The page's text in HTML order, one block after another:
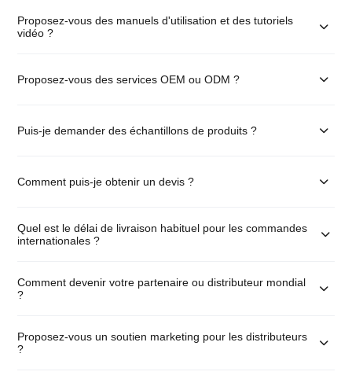
Proposez-vous des manuels d'utilisation et des tutoriels
vidéo ?
Proposez-vous des services OEM ou ODM ?
Puis-je demander des échantillons de produits ?
Comment puis-je obtenir un devis ?
Quel est le délai de livraison habituel pour les commandes
internationales ?
Comment devenir votre partenaire ou distributeur mondial
?
Proposez-vous un soutien marketing pour les distributeurs
?